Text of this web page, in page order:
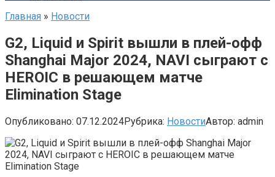
Главная » Новости
G2, Liquid и Spirit вышли в плей-офф
Shanghai Major 2024, NAVI сыграют с
HEROIC в решающем матче
Elimination Stage
Опубликовано: 07.12.2024Рубрика: НовостиАвтор: admin